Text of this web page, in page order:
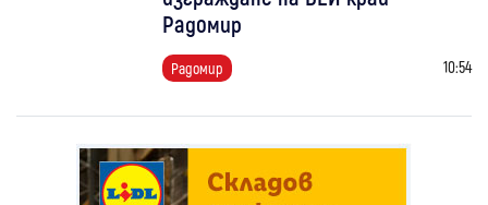
Радомир
Радомир 10:54